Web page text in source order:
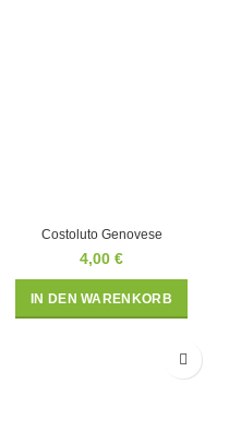
Costoluto Genovese
4,00 €
IN DEN WARENKORB